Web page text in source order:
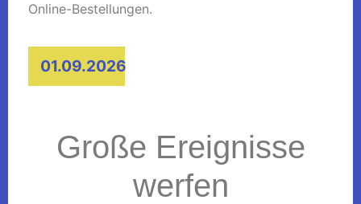
Online-Bestellungen.
01.09.2026
Große Ereignisse
werfen